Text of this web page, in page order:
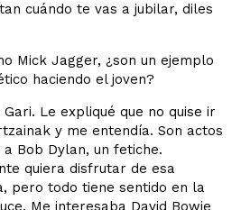
cuándo te vas a jubilar, diles
Mick Jagger, ¿son un ejemplo
haciendo el joven?
Le expliqué que no quise ir
y me entendía. Son actos
Bob Dylan, un fetiche.
quiera disfrutar de esa
pero todo tiene sentido en la
Me interesaba David Bowie